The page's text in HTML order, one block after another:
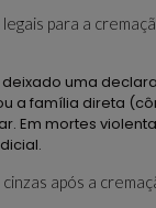
para a
uma
a família direta
Em mortes
após a